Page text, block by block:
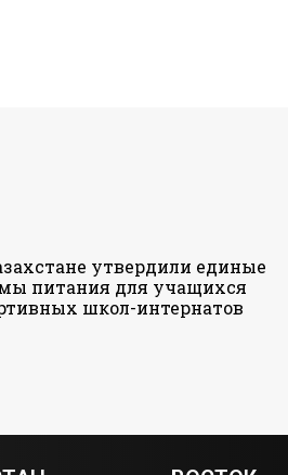
утвердили единые
питания для учащихся
школ-интернатов